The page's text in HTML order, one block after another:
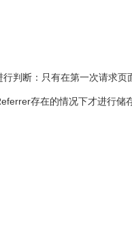
判断：只有在第一次请求页
存在的情况下才进行储